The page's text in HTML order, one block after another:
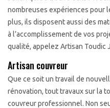
nombreuses expériences pour
plus, ils disposent aussi des
à l’accomplissement de vos
qualité, appelez Artisan Toudic
Artisan couvreur
Que ce soit un travail de
rénovation, tout travaux sur la
couvreur professionnel. Non